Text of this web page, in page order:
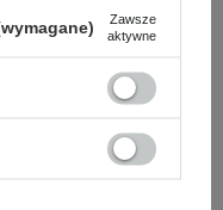
porady,
Zawsze
aktywne